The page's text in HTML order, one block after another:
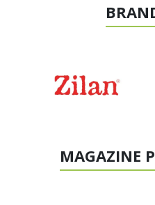
MAGAZINE